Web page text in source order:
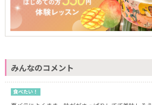
みんなのコメント
食べたい！